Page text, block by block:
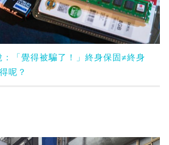
「覺得被騙了！」終身保固≠終身
呢？